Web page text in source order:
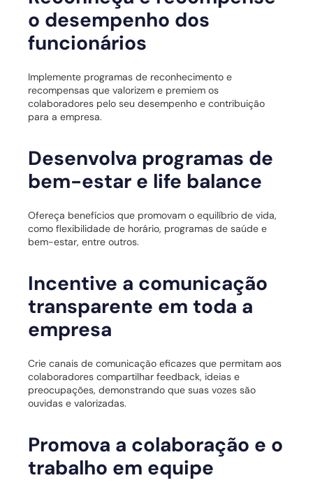
o desempenho dos
funcionários
Implemente programas de reconhecimento e
recompensas que valorizem e premiem os
colaboradores pelo seu desempenho e contribuição
para a empresa.
Desenvolva programas de
bem-estar e life balance
Ofereça benefícios que promovam o equilíbrio de vida,
como flexibilidade de horário, programas de saúde e
bem-estar, entre outros.
Incentive a comunicação
transparente em toda a
empresa
Crie canais de comunicação eficazes que permitam aos
colaboradores compartilhar feedback, ideias e
preocupações, demonstrando que suas vozes são
ouvidas e valorizadas.
Promova a colaboração e o
trabalho em equipe